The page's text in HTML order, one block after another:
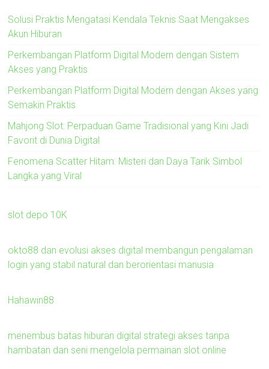
Solusi Praktis Mengatasi Kendala Teknis Saat Mengakses
Akun Hiburan
Perkembangan Platform Digital Modern dengan Sistem
Akses yang Praktis
Perkembangan Platform Digital Modern dengan Akses yang
Semakin Praktis
Mahjong Slot: Perpaduan Game Tradisional yang Kini Jadi
Favorit di Dunia Digital
Fenomena Scatter Hitam: Misteri dan Daya Tarik Simbol
Langka yang Viral
slot depo 10K
okto88 dan evolusi akses digital membangun pengalaman
login yang stabil natural dan berorientasi manusia
Hahawin88
menembus batas hiburan digital strategi akses tanpa
hambatan dan seni mengelola permainan slot online